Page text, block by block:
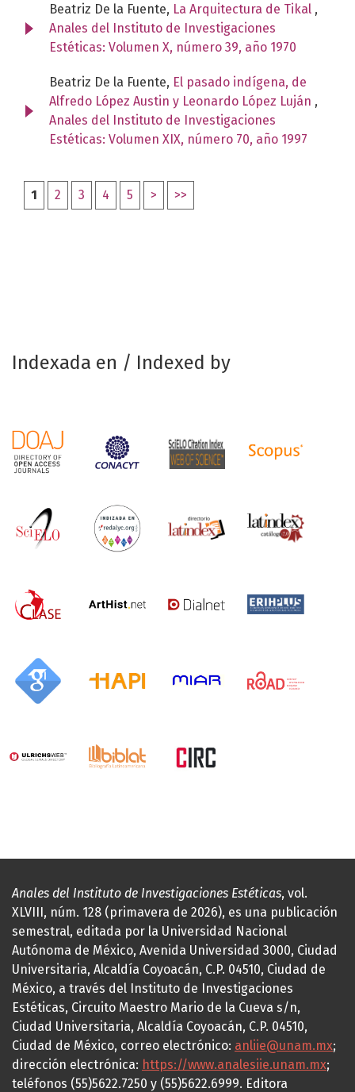
Beatriz De la Fuente, La Arquitectura de Tikal ,
Anales del Instituto de Investigaciones
Estéticas: Volumen X, número 39, año 1970
Beatriz De la Fuente, El pasado indígena, de
Alfredo López Austin y Leonardo López Luján ,
Anales del Instituto de Investigaciones
Estéticas: Volumen XIX, número 70, año 1997
1 2 3 4 5 > >>
Indexada en / Indexed by
Anales del Instituto de Investigaciones Estéticas, vol.
XLVIII, núm. 128 (primavera de 2026), es una publicación
semestral, editada por la Universidad Nacional
Autónoma de México, Avenida Universidad 3000, Ciudad
Universitaria, Alcaldía Coyoacán, C.P. 04510, Ciudad de
México, a través del Instituto de Investigaciones
Estéticas, Circuito Maestro Mario de la Cueva s/n,
Ciudad Universitaria, Alcaldía Coyoacán, C.P. 04510,
Ciudad de México, correo electrónico: anliie@unam.mx;
dirección electrónica: https://www.analesiie.unam.mx;
teléfonos (55)5622.7250 y (55)5622.6999. Editora